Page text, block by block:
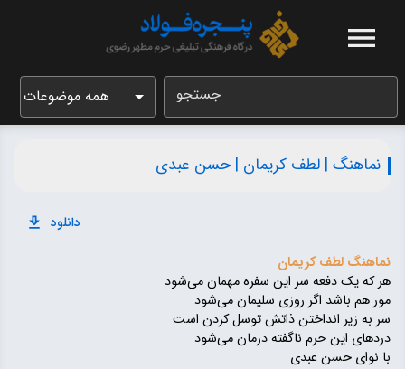
جستجو همه موضوعات
نماهنگ | لطف کریمان | حسن عبدی
دانلود
نماهنگ لطف کریمان
هر كه یک دفعه سر این سفره مهمان می‌شود
مور هم باشد اگر روزی سلیمان می‌شود
سر به زیر انداختن ذاتش توسل كردن است
دردهای این حرم ناگفته درمان می‌شود
با نوای حسن عبدی